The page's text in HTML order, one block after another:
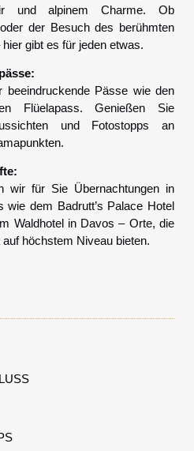
und alpinem Charme. Ob
der Besuch des berühmten
gibt es für jeden etwas.
beeindruckende Pässe wie den
Flüelapass. Genießen Sie
und Fotostopps an
wir für Sie Übernachtungen in
wie dem Badrutt’s Palace Hotel
Waldhotel in Davos – Orte, die
höchstem Niveau bieten.